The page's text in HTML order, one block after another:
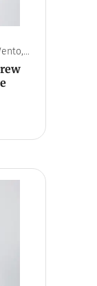
,